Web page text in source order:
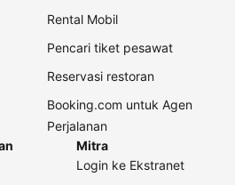
Rental Mobil
Pencari tiket pesawat
Reservasi restoran
Booking.com untuk Agen
Perjalanan
Mitra
Login ke Ekstranet